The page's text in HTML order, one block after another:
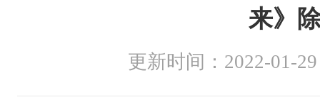
来》
更新时间：2022-01-29